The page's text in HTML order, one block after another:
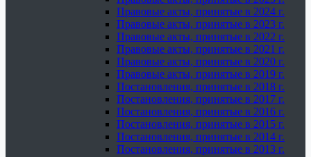
Правовые акты, принятые в 2024 г.
Правовые акты, принятые в 2023 г.
Правовые акты, принятые в 2022 г.
Правовые акты, принятые в 2021 г.
Правовые акты, принятые в 2020 г.
Правовые акты, принятые в 2019 г.
Постановления, принятые в 2018 г.
Постановления, принятые в 2017 г.
Постановления, принятые в 2016 г.
Постановления, принятые в 2015 г.
Постановления, принятые в 2014 г.
Постановления, принятые в 2013 г.